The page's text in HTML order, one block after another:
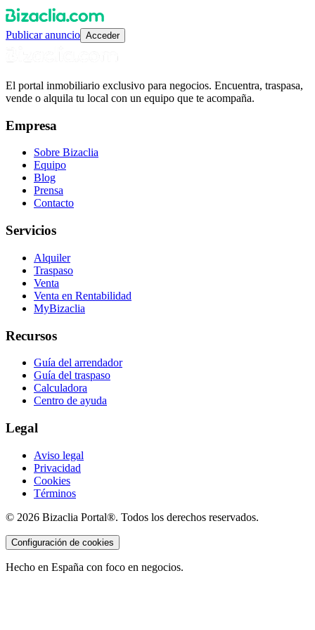
Publicar anuncio Acceder
El portal inmobiliario exclusivo para negocios. Encuentra, traspasa,
vende o alquila tu local con un equipo que te acompaña.
Empresa
Sobre Bizaclia
Equipo
Blog
Prensa
Contacto
Servicios
Alquiler
Traspaso
Venta
Venta en Rentabilidad
MyBizaclia
Recursos
Guía del arrendador
Guía del traspaso
Calculadora
Centro de ayuda
Legal
Aviso legal
Privacidad
Cookies
Términos
© 2026 Bizaclia Portal®. Todos los derechos reservados.
Configuración de cookies
Hecho en España con foco en negocios.